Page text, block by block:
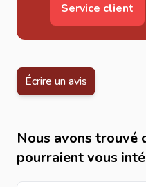
Service client
Écrire un avis
Nous avons trouvé
pourraient vous